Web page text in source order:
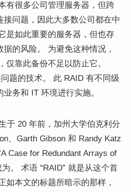
有很多公司管理服务器，但跨
接问题，因此大多数公司都在中
是如此重要的服务器，但也存
的风险。 为避免这种情况，
仅靠此备份不足以防止它。
题的技术。 此 RAID 有不同级
务和 IT 环境进行实施。
于 20 年前，加州大学伯克利分
、Garth Gibson 和 Randy Katz
Case for Redundant Arrays of
。 术语 “RAID” 就是从这个首
如本文的标题所暗示的那样，